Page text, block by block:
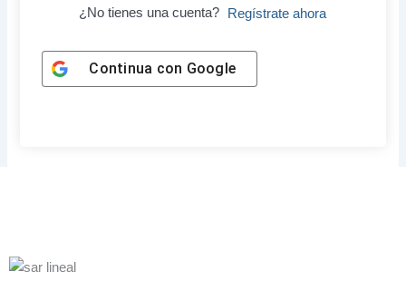
¿No tienes una cuenta? Regístrate ahora
Continua con Google